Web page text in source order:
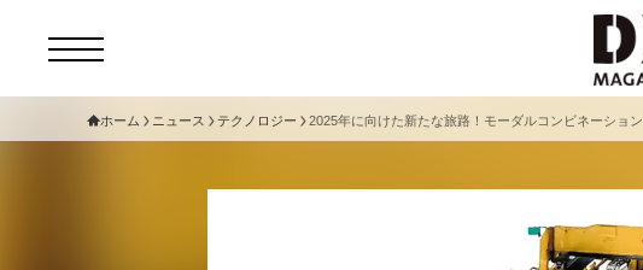
セミナー
ホーム ニュース テクノロジー 2025年に向けた新たな旅路！モーダルコンビネーション